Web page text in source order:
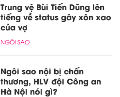
Trung vệ Bùi Tiến Dũng lên
tiếng về status gây xôn xao
của vợ
NGÔI SAO
Ngôi sao nội bị chấn
thương, HLV đội Công an
Hà Nội nói gì?